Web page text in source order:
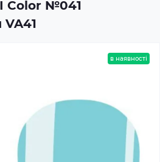
Color №041
в наявності